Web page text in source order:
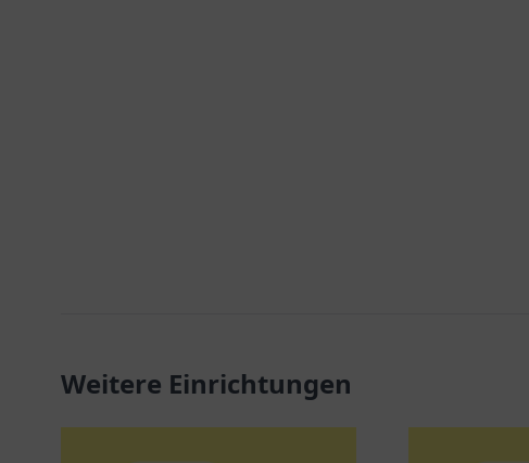
Weitere Einrichtungen